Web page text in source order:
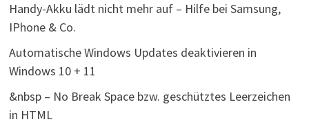
Handy-Akku lädt nicht mehr auf – Hilfe bei Samsung,
IPhone & Co.
Automatische Windows Updates deaktivieren in
Windows 10 + 11
&nbsp – No Break Space bzw. geschütztes Leerzeichen
in HTML